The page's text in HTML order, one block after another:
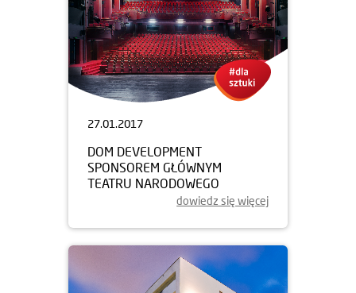
27.01.2017
DOM DEVELOPMENT
SPONSOREM GŁÓWNYM
TEATRU NARODOWEGO
dowiedz się więcej